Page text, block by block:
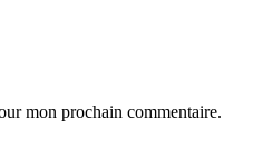
mon prochain commentaire.